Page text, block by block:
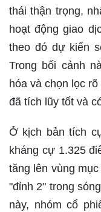
thái thận trọng,
hoạt động giao
theo đó dự kiến
Trong bối cảnh
hóa và chọn lọc
đã tích lũy tốt và
Ở kịch bản tích
kháng cự 1.325
tăng lên vùng
"đỉnh 2" trong
này, nhóm cổ